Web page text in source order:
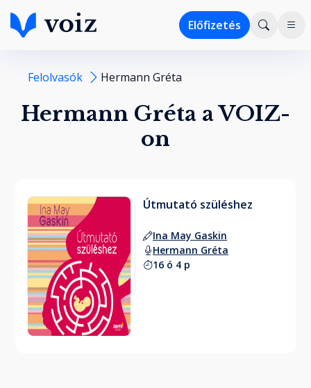
Előfizetés
Felolvasók Hermann Gréta
Hermann Gréta a VOIZ-
on
Útmutató szüléshez
Ina May Gaskin
Hermann Gréta
16 ó 4 p